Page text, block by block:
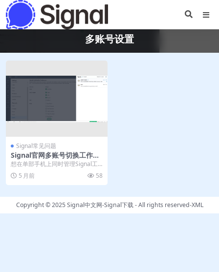
多账号设置
Signal常见问题
Signal官网多账号切换工作生
活分离技巧
想在单部手机上同时管理Signal工
作与生活账号？无需额外手机号，
利用官方“链接...
5 月前 58
Copyright © 2025Signal中文网-Signal下载- All rights reserved-XML